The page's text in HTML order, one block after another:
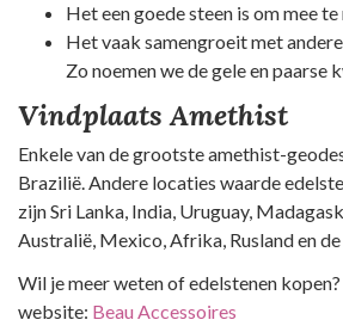
Het een goede steen is om mee
Het vaak samengroeit met
Zo noemen we de gele en paarse
Vindplaats Amethist
Enkele van de grootste amethist-
Brazilië. Andere locaties waarde
zijn Sri Lanka, India, Uruguay,
Australië, Mexico, Afrika, Rusland en
Wil je meer weten of edelstenen
website: Beau Accessoires